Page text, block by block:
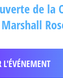
de la
L'ÉVÉNEMENT